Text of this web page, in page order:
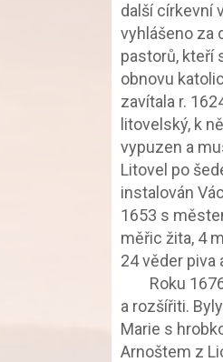
další církevní
vyhlášeno za
pastorů, kteří
obnovu
zavítala r.
litovelský, k
vypuzen a
Litovel po
instalován
1653 s
měřic žita, 4
24 věder piva
a rozšířiti.
Marie s
Arnoštem z